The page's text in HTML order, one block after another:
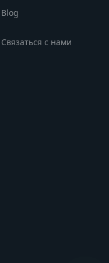
Blog
Связаться с нами